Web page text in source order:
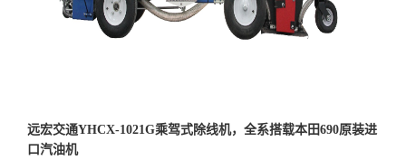
远宏交通YHCX-1021G乘驾式除线机，全系搭载本田690原装进
口汽油机